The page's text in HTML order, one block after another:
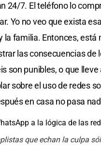
24/7. El teléfono lo
Yo no veo que exista
la familia. Entonces,
las consecuencias
son punibles, o que
sobre el uso de redes
en casa no pasa
que echan la culpa